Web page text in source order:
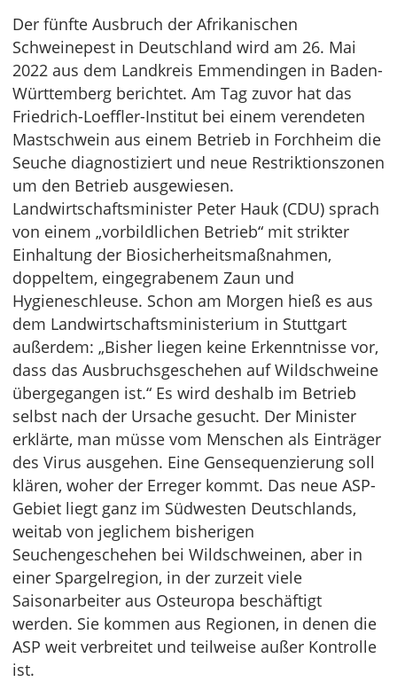
Der fünfte Ausbruch der Afrikanischen
Schweinepest in Deutschland wird am 26. Mai
2022 aus dem Landkreis Emmendingen in Baden-
Württemberg berichtet. Am Tag zuvor hat das
Friedrich-Loeffler-Institut bei einem verendeten
Mastschwein aus einem Betrieb in Forchheim die
Seuche diagnostiziert und neue Restriktionszonen
um den Betrieb ausgewiesen.
Landwirtschaftsminister Peter Hauk (CDU) sprach
von einem „vorbildlichen Betrieb“ mit strikter
Einhaltung der Biosicherheitsmaßnahmen,
doppeltem, eingegrabenem Zaun und
Hygieneschleuse. Schon am Morgen hieß es aus
dem Landwirtschaftsministerium in Stuttgart
außerdem: „Bisher liegen keine Erkenntnisse vor,
dass das Ausbruchsgeschehen auf Wildschweine
übergegangen ist.“ Es wird deshalb im Betrieb
selbst nach der Ursache gesucht. Der Minister
erklärte, man müsse vom Menschen als Einträger
des Virus ausgehen. Eine Gensequenzierung soll
klären, woher der Erreger kommt. Das neue ASP-
Gebiet liegt ganz im Südwesten Deutschlands,
weitab von jeglichem bisherigen
Seuchengeschehen bei Wildschweinen, aber in
einer Spargelregion, in der zurzeit viele
Saisonarbeiter aus Osteuropa beschäftigt
werden. Sie kommen aus Regionen, in denen die
ASP weit verbreitet und teilweise außer Kontrolle
ist.